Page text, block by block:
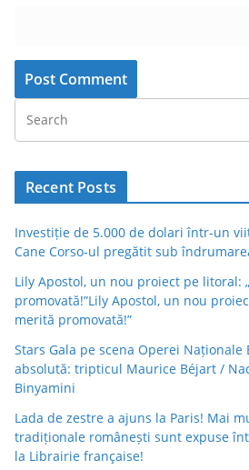
Recent Posts
Investiție de 5.000 de dolari într-un
Cane Corso-ul pregătit sub
Lily Apostol, un nou proiect pe litoral:
promovată!”Lily Apostol, un nou
merită promovată!”
Stars Gala pe scena Operei
absolută: tripticul Maurice Béjart /
Binyamini
Lada de zestre a ajuns la Paris! Mai
tradiționale românești sunt expuse
la Librairie française!